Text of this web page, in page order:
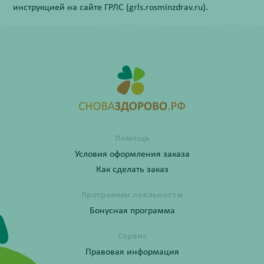
инструкцией на сайте ГРЛС (grls.rosminzdrav.ru).
Помощь
Условия оформления заказа
Как сделать заказ
Программы лояльности
Бонусная программа
Сервис
Правовая информация